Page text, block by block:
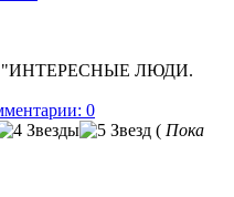
ЛЮДИ.
0
( Пока